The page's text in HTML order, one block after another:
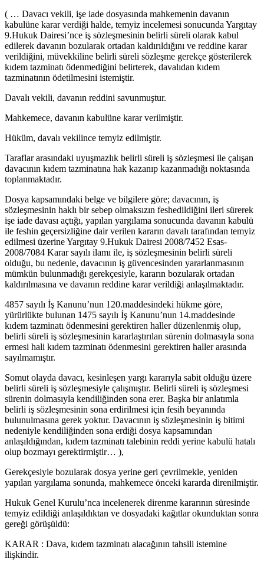
( … Davacı vekili, işe iade dosyasında mahkemenin davanın
kabulüne karar verdiği halde, temyiz incelemesi sonucunda Yargıtay
9.Hukuk Dairesi’nce iş sözleşmesinin belirli süreli olarak kabul
edilerek davanın bozularak ortadan kaldırıldığını ve reddine karar
verildiğini, müvekkiline belirli süreli sözleşme gerekçe gösterilerek
kıdem tazminatı ödenmediğini belirterek, davalıdan kıdem
tazminatının ödetilmesini istemiştir.
Davalı vekili, davanın reddini savunmuştur.
Mahkemece, davanın kabulüne karar verilmiştir.
Hüküm, davalı vekilince temyiz edilmiştir.
Taraflar arasındaki uyuşmazlık belirli süreli iş sözleşmesi ile çalışan
davacının kıdem tazminatına hak kazanıp kazanmadığı noktasında
toplanmaktadır.
Dosya kapsamındaki belge ve bilgilere göre; davacının, iş
sözleşmesinin haklı bir sebep olmaksızın feshedildiğini ileri sürerek
işe iade davası açtığı, yapılan yargılama sonucunda davanın kabulü
ile feshin geçersizliğine dair verilen kararın davalı tarafından temyiz
edilmesi üzerine Yargıtay 9.Hukuk Dairesi 2008/7452 Esas-
2008/7084 Karar sayılı ilamı ile, iş sözleşmesinin belirli süreli
olduğu, bu nedenle, davacının iş güvencesinden yararlanmasının
mümkün bulunmadığı gerekçesiyle, kararın bozularak ortadan
kaldırılmasına ve davanın reddine karar verildiği anlaşılmaktadır.
4857 sayılı İş Kanunu’nun 120.maddesindeki hükme göre,
yürürlükte bulunan 1475 sayılı İş Kanunu’nun 14.maddesinde
kıdem tazminatı ödenmesini gerektiren haller düzenlenmiş olup,
belirli süreli iş sözleşmesinin kararlaştırılan sürenin dolmasıyla sona
ermesi hali kıdem tazminatı ödenmesini gerektiren haller arasında
sayılmamıştır.
Somut olayda davacı, kesinleşen yargı kararıyla sabit olduğu üzere
belirli süreli iş sözleşmesiyle çalışmıştır. Belirli süreli iş sözleşmesi
sürenin dolmasıyla kendiliğinden sona erer. Başka bir anlatımla
belirli iş sözleşmesinin sona erdirilmesi için fesih beyanında
bulunulmasına gerek yoktur. Davacının iş sözleşmesinin iş bitimi
nedeniyle kendiliğinden sona erdiği dosya kapsamından
anlaşıldığından, kıdem tazminatı talebinin reddi yerine kabulü hatalı
olup bozmayı gerektirmiştir… ),
Gerekçesiyle bozularak dosya yerine geri çevrilmekle, yeniden
yapılan yargılama sonunda, mahkemece önceki kararda direnilmiştir.
Hukuk Genel Kurulu’nca incelenerek direnme kararının süresinde
temyiz edildiği anlaşıldıktan ve dosyadaki kağıtlar okunduktan sonra
gereği görüşüldü:
KARAR : Dava, kıdem tazminatı alacağının tahsili istemine
ilişkindir.